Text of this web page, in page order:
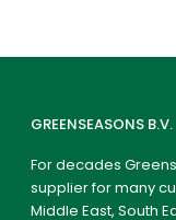
GREENSEASONS B.V.
For decades
supplier for many
Middle East, South